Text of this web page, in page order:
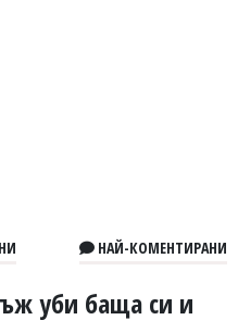
НАЙ-КОМЕНТИРАНИ
уби баща си и